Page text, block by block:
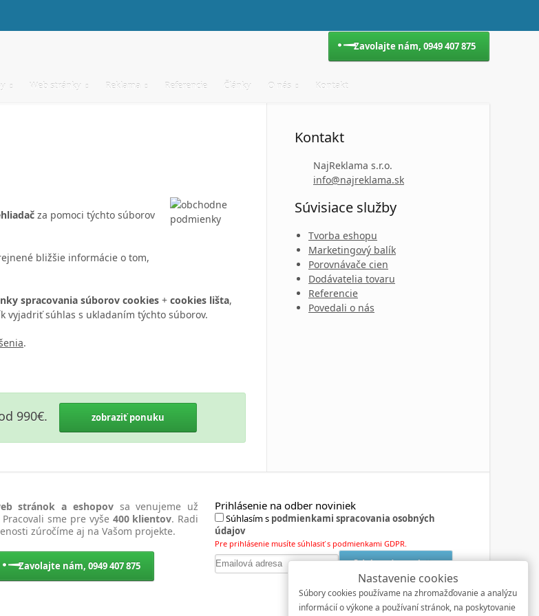
Zavolajte nám, 0949 407 875
Web stránky Reklama Referencie Články O nás Kontakt
za pomoci týchto súborov
bližšie informácie o tom,
spracovania súborov cookies + cookies lišta,
vyjadriť súhlas s ukladaním týchto súborov.
.
990€. zobraziť ponuku
Kontakt
NajReklama s.r.o.
info@najreklama.sk
Súvisiace služby
Tvorba eshopu
Marketingový balík
Porovnávače cien
Dodávatelia tovaru
Referencie
Povedali o nás
stránok a eshopovsa venujeme už
Pracovali sme pre vyše 400 klientov. Radi
zúročíme aj na Vašom projekte.
Zavolajte nám, 0949 407 875
Prihlásenie na odber noviniek
Súhlasím s podmienkami spracovania osobných
údajov
Pre prihlásenie musíte súhlasiť s podmienkami GDPR.
Nastavenie cookies
Súbory cookies používame na zhromažďovanie a analýzu
informácií o výkone a používaní stránok, na poskytovanie